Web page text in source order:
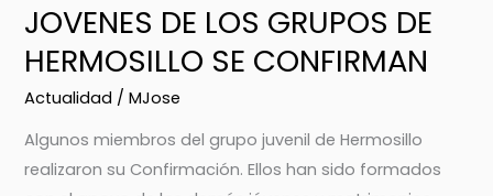
JOVENES DE LOS GRUPOS DE
HERMOSILLO SE CONFIRMAN
Actualidad /MJose
Algunos miembros del grupo juvenil de Hermosillo
realizaron su Confirmación. Ellos han sido formados